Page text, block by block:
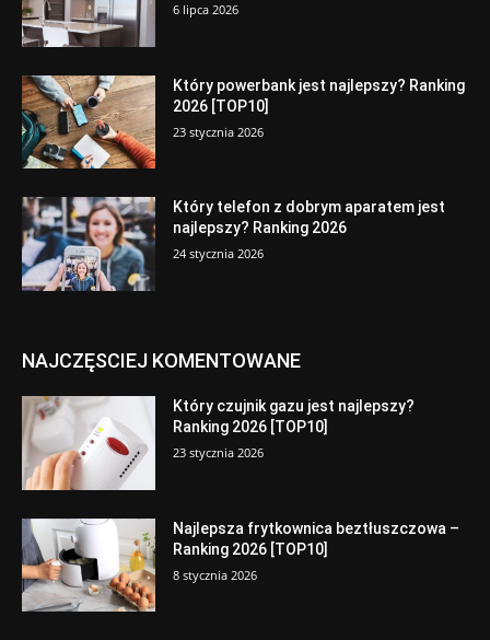
6 lipca 2026
Który powerbank jest najlepszy? Ranking
2026 [TOP10]
23 stycznia 2026
Który telefon z dobrym aparatem jest
najlepszy? Ranking 2026
24 stycznia 2026
NAJCZĘSCIEJ KOMENTOWANE
Który czujnik gazu jest najlepszy?
Ranking 2026 [TOP10]
23 stycznia 2026
Najlepsza frytkownica beztłuszczowa –
Ranking 2026 [TOP10]
8 stycznia 2026